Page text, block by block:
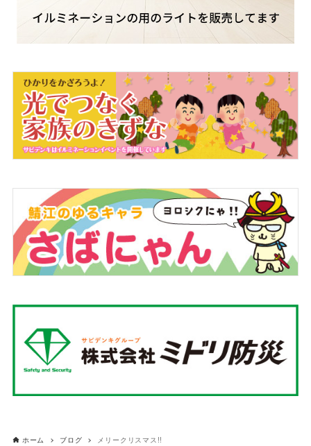
ホーム ブログ メリークリスマス!!